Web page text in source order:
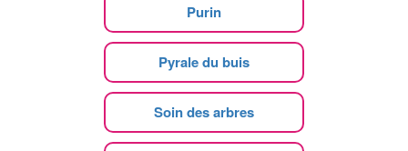
Purin
Pyrale du buis
Soin des arbres